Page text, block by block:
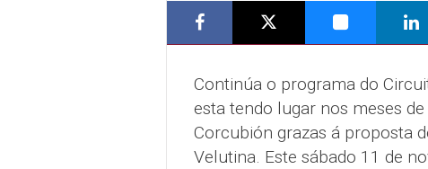
Continúa o programa do
esta tendo lugar nos meses
Corcubión grazas á proposta
Velutina. Este sábado 11 de